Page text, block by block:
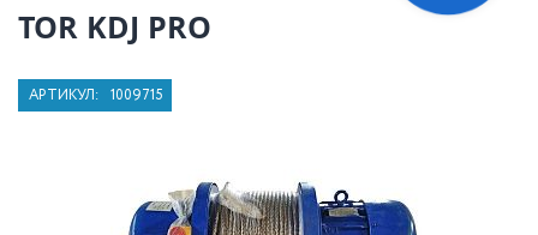
TOR KDJ PRO
АРТИКУЛ: 1009715